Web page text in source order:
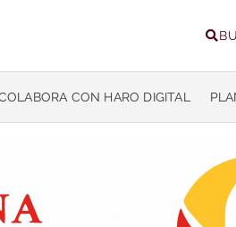
CON HARO DIGITAL